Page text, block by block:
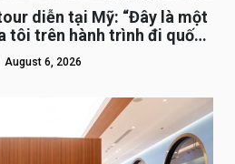
diễn tại Mỹ: “Đây là một
tôi trên hành trình đi quốc
August 6, 2026